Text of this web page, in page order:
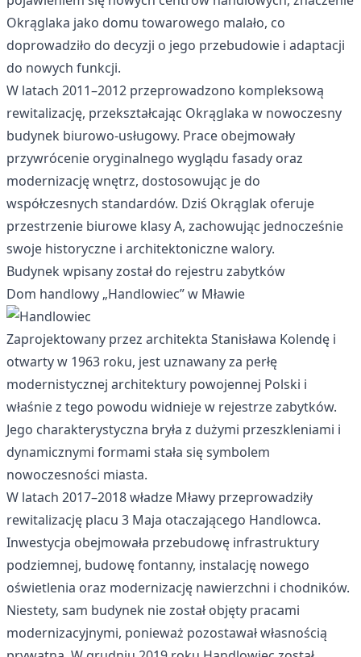
Okrąglaka jako domu towarowego malało, co
doprowadziło do decyzji o jego przebudowie i adaptacji
do nowych funkcji.
W latach 2011–2012 przeprowadzono kompleksową
rewitalizację, przekształcając Okrąglaka w nowoczesny
budynek biurowo-usługowy. Prace obejmowały
przywrócenie oryginalnego wyglądu fasady oraz
modernizację wnętrz, dostosowując je do
współczesnych standardów. Dziś Okrąglak oferuje
przestrzenie biurowe klasy A, zachowując jednocześnie
swoje historyczne i architektoniczne walory.
Budynek wpisany został do rejestru zabytków
Dom handlowy „Handlowiec” w Mławie
Zaprojektowany przez architekta Stanisława Kolendę i
otwarty w 1963 roku, jest uznawany za perłę
modernistycznej architektury powojennej Polski i
właśnie z tego powodu widnieje w rejestrze zabytków.
Jego charakterystyczna bryła z dużymi przeszkleniami i
dynamicznymi formami stała się symbolem
nowoczesności miasta.
W latach 2017–2018 władze Mławy przeprowadziły
rewitalizację placu 3 Maja otaczającego Handlowca.
Inwestycja obejmowała przebudowę infrastruktury
podziemnej, budowę fontanny, instalację nowego
oświetlenia oraz modernizację nawierzchni i chodników.
Niestety, sam budynek nie został objęty pracami
modernizacyjnymi, ponieważ pozostawał własnością